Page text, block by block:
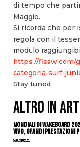
di tempo che
Maggio.
Si ricorda che per
regola con il
modulo
https://fissw.com/
categoria-surf-
Stay tuned
ALTRO IN
Mondiali di Wakeboard
vivo, grandi prestazioni
5 Agosto 2026